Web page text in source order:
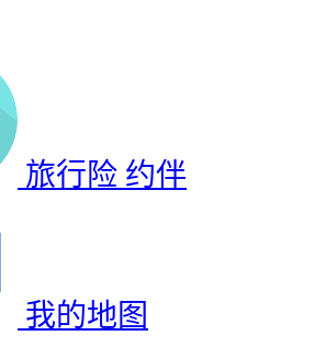
旅行险 约伴
我的地图